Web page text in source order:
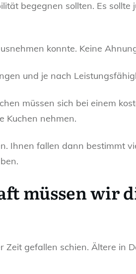
begegnen sollten. Es sollte
konnte. Keine
und je nach
müssen sich bei einem
Kuchen nehmen.
Ihnen fallen dann bestimmt
müssen wir
gefallen schien. Ältere in